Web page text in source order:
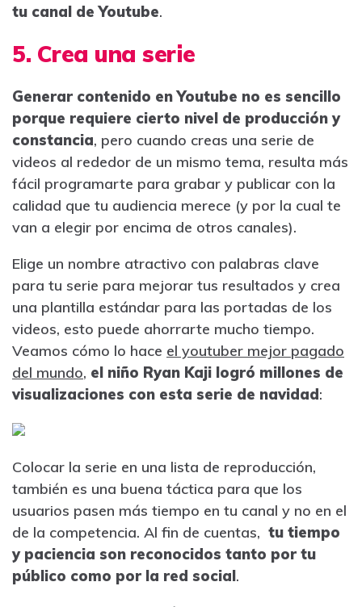
tu canal de Youtube.
5. Crea una serie
Generar contenido en Youtube no es sencillo
porque requiere cierto nivel de producción y
constancia, pero cuando creas una serie de
videos al rededor de un mismo tema, resulta más
fácil programarte para grabar y publicar con la
calidad que tu audiencia merece (y por la cual te
van a elegir por encima de otros canales).
Elige un nombre atractivo con palabras clave
para tu serie para mejorar tus resultados y crea
una plantilla estándar para las portadas de los
videos, esto puede ahorrarte mucho tiempo.
Veamos cómo lo hace el youtuber mejor pagado
del mundo, el niño Ryan Kaji logró millones de
visualizaciones con esta serie de navidad:
Colocar la serie en una lista de reproducción,
también es una buena táctica para que los
usuarios pasen más tiempo en tu canal y no en el
de la competencia. Al fin de cuentas, tu tiempo
y paciencia son reconocidos tanto por tu
público como por la red social.